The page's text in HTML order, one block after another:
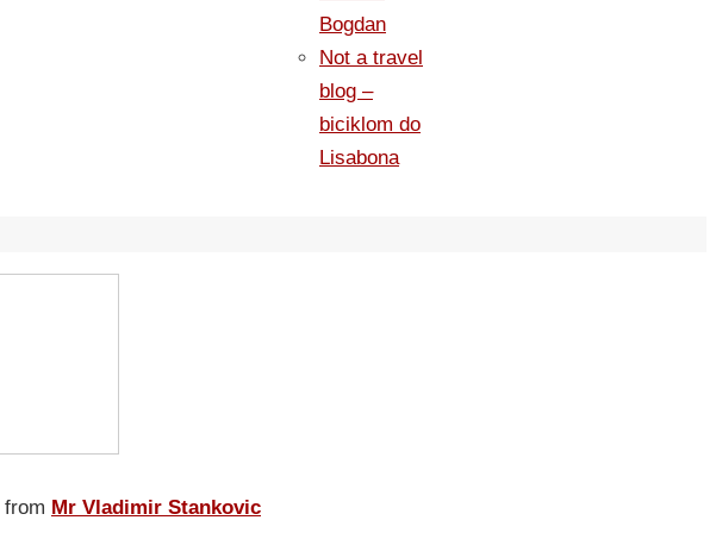
Bogdan
Not a travel
blog –
biciklom do
Lisabona
from Mr Vladimir Stankovic